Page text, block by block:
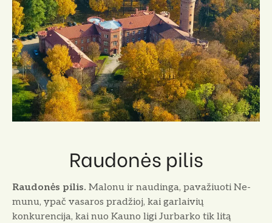
Raudonės pilis
Raudonės pilis. Malonu ir naudinga, pavažiuoti Ne­
munu, ypač vasaros pradžioj, kai garlai­vių
konkurencija, kai nuo Kauno ligi Jurbarko tik litą